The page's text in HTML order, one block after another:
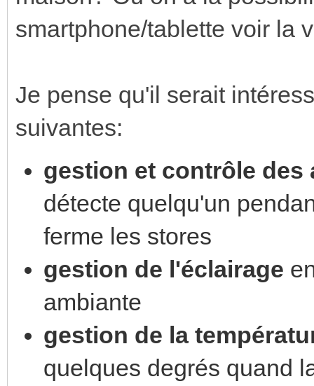
smartphone/tablette voir la
Je pense qu'il serait
suivantes:
gestion et contrôle des
détecte quelqu'un
ferme les stores
gestion de l'éclairage
ambiante
gestion de la
quelques degrés quand